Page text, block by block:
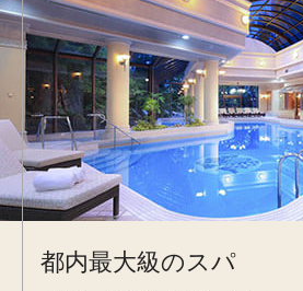
都内最大級のスパ